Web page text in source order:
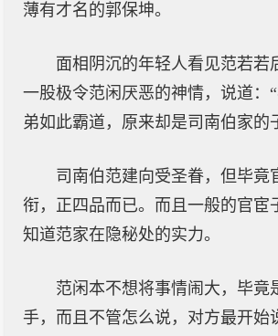
薄有才名的郭保坤。
面相阴沉的年轻人看见范若若
一股极令范闲厌恶的神情，说道：
弟如此霸道，原来却是司南伯家的
司南伯范建向受圣眷，但毕竟
衔，正四品而已。而且一般的官宦
知道范家在隐秘处的实力。
范闲本不想将事情闹大，毕竟
手，而且不管怎么说，对方最开始